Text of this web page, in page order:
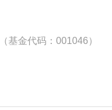
（基金代码：001046）